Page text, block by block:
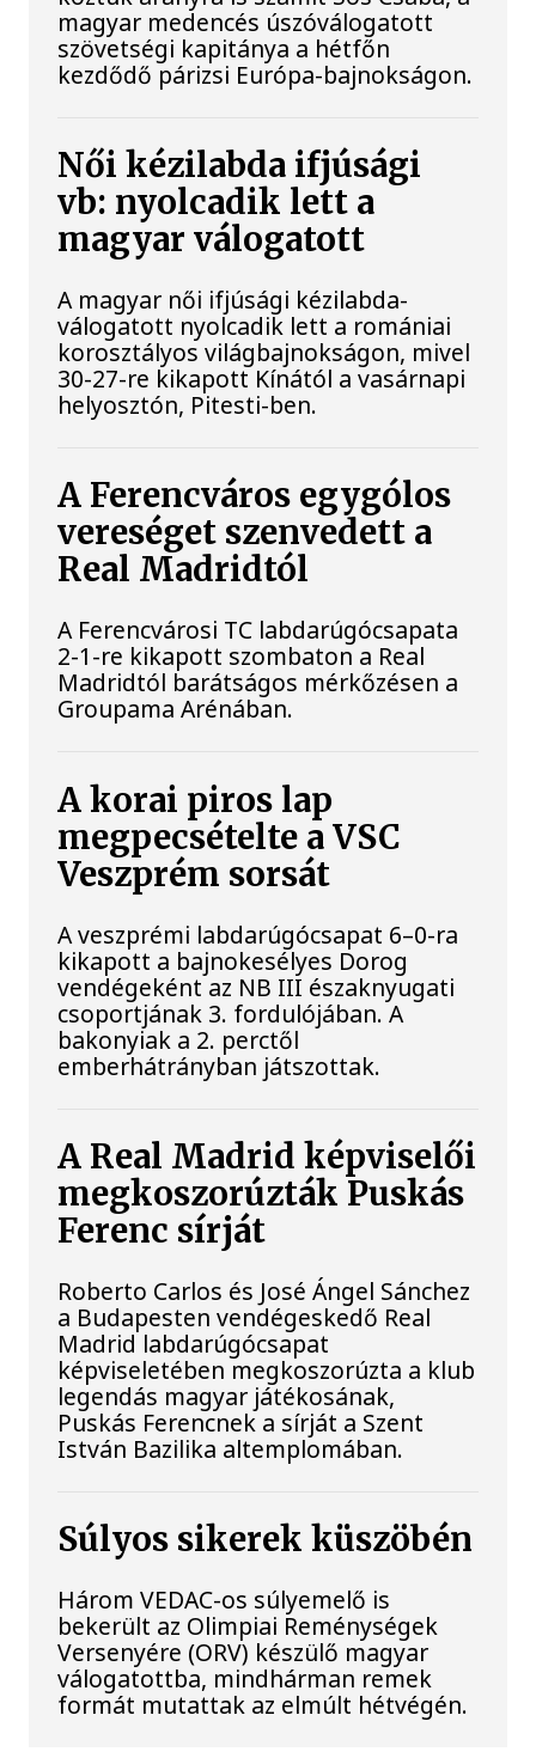
magyar medencés úszóválogatott
szövetségi kapitánya a hétfőn
kezdődő párizsi Európa-bajnokságon.
Női kézilabda ifjúsági
vb: nyolcadik lett a
magyar válogatott
A magyar női ifjúsági kézilabda-
válogatott nyolcadik lett a romániai
korosztályos világbajnokságon, mivel
30-27-re kikapott Kínától a vasárnapi
helyosztón, Pitesti-ben.
A Ferencváros egygólos
vereséget szenvedett a
Real Madridtól
A Ferencvárosi TC labdarúgócsapata
2-1-re kikapott szombaton a Real
Madridtól barátságos mérkőzésen a
Groupama Arénában.
A korai piros lap
megpecsételte a VSC
Veszprém sorsát
A veszprémi labdarúgócsapat 6–0-ra
kikapott a bajnokesélyes Dorog
vendégeként az NB III északnyugati
csoportjának 3. fordulójában. A
bakonyiak a 2. perctől
emberhátrányban játszottak.
A Real Madrid képviselői
megkoszorúzták Puskás
Ferenc sírját
Roberto Carlos és José Ángel Sánchez
a Budapesten vendégeskedő Real
Madrid labdarúgócsapat
képviseletében megkoszorúzta a klub
legendás magyar játékosának,
Puskás Ferencnek a sírját a Szent
István Bazilika altemplomában.
Súlyos sikerek küszöbén
Három VEDAC-os súlyemelő is
bekerült az Olimpiai Reménységek
Versenyére (ORV) készülő magyar
válogatottba, mindhárman remek
formát mutattak az elmúlt hétvégén.